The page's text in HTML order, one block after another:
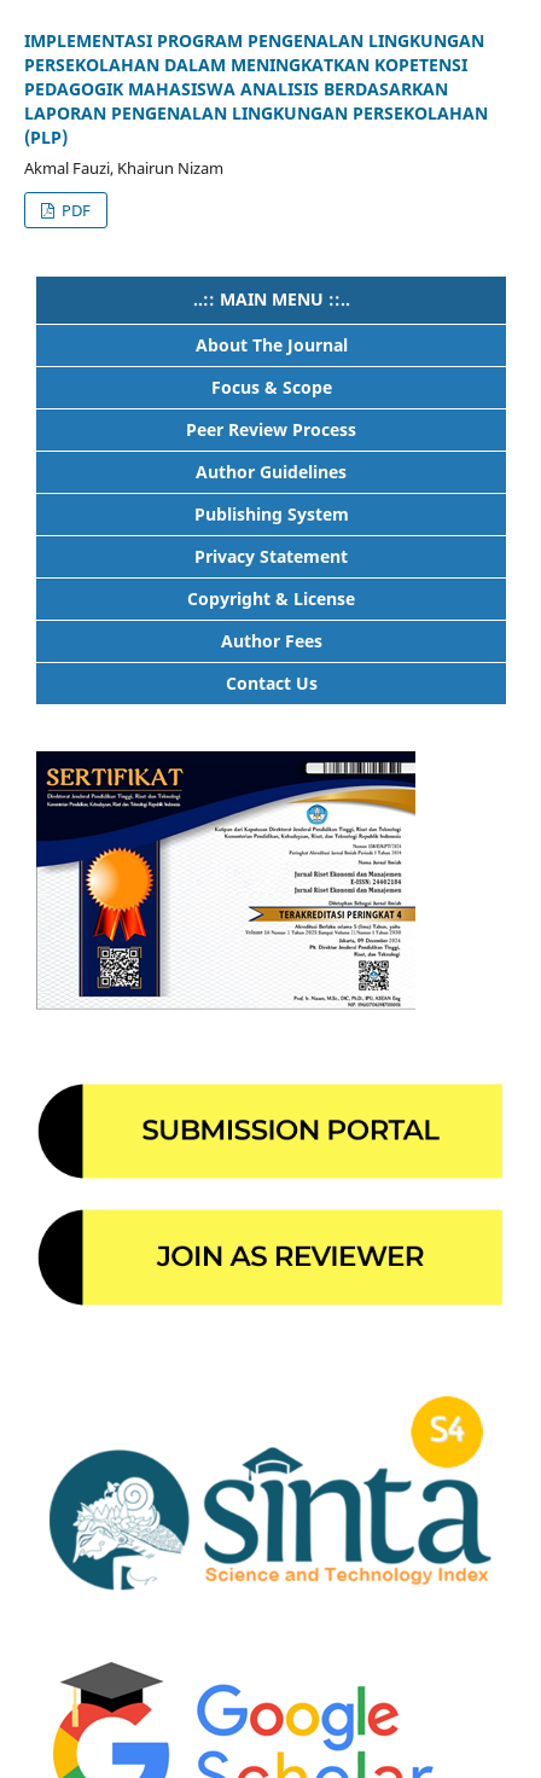
IMPLEMENTASI PROGRAM PENGENALAN LINGKUNGAN
PERSEKOLAHAN DALAM MENINGKATKAN KOPETENSI
PEDAGOGIK MAHASISWA ANALISIS BERDASARKAN
LAPORAN PENGENALAN LINGKUNGAN PERSEKOLAHAN
(PLP)
Akmal Fauzi, Khairun Nizam
PDF
..:: MAIN MENU ::..
About The Journal
Focus & Scope
Peer Review Process
Author Guidelines
Publishing System
Privacy Statement
Copyright & License
Author Fees
Contact Us